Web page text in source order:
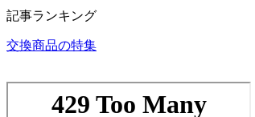
記事ランキング
交換商品の特集